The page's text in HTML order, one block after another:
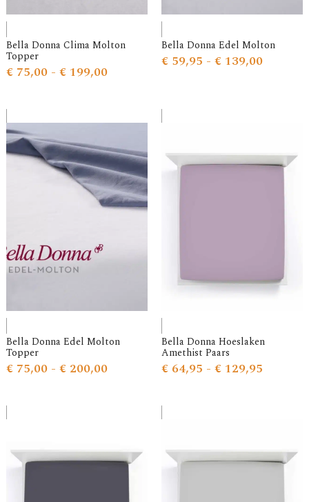
Bella Donna Clima Molton
Topper
€75,00 - €199,00
Bella Donna Edel Molton
€ 59,95 - € 139,00
Bella Donna Edel Molton
Topper
€75,00 - €200,00
Bella Donna Hoeslaken
Amethist Paars
€ 64,95 - € 129,95